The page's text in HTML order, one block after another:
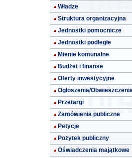
Władze
Struktura organizacyjna
Jednostki pomocnicze
Jednostki podległe
Mienie komunalne
Budżet i finanse
Oferty inwestycyjne
Ogłoszenia/
Przetargi
Zamówienia publiczne
Petycje
Pożytek publiczny
Oświadczenia majątkowe